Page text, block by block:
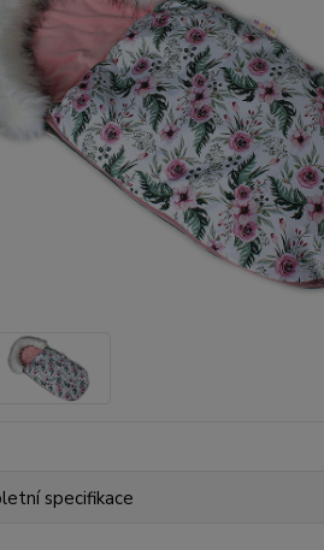
specifikace